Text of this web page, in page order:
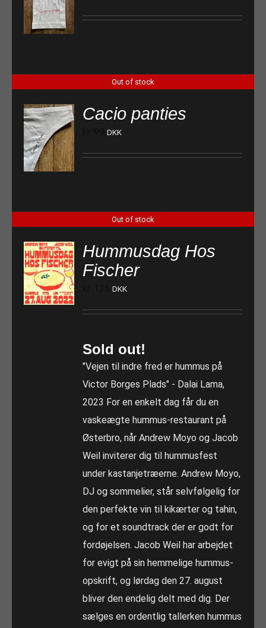
Out of stock
Cacio panties
DKK
Out of stock
Hummusdag Hos
Fischer
DKK
Sold out!
"Vejen til indre fred er hummus på
Victor Borges Plads" - Dalai Lama,
2023 For en enkelt dag får du en
vaskeægte hummus-restaurant på
Østerbro, når Andrew Moyo og Jacob
Weil inviterer dig til hummusfest
under kastanjetræerne. Andrew Moyo,
DJ og sommelier, står selvfølgelig for
den perfekte vin til kikærter og tahin,
og for et soundtrack der er godt for
fordøjelsen. Jacob Weil har arbejdet
for evigt på sin hemmelige hummus-
opskrift, og lørdag den 27. august
bliver den endelig delt med dig. Der
sælges en ordentlig tallerken hummus